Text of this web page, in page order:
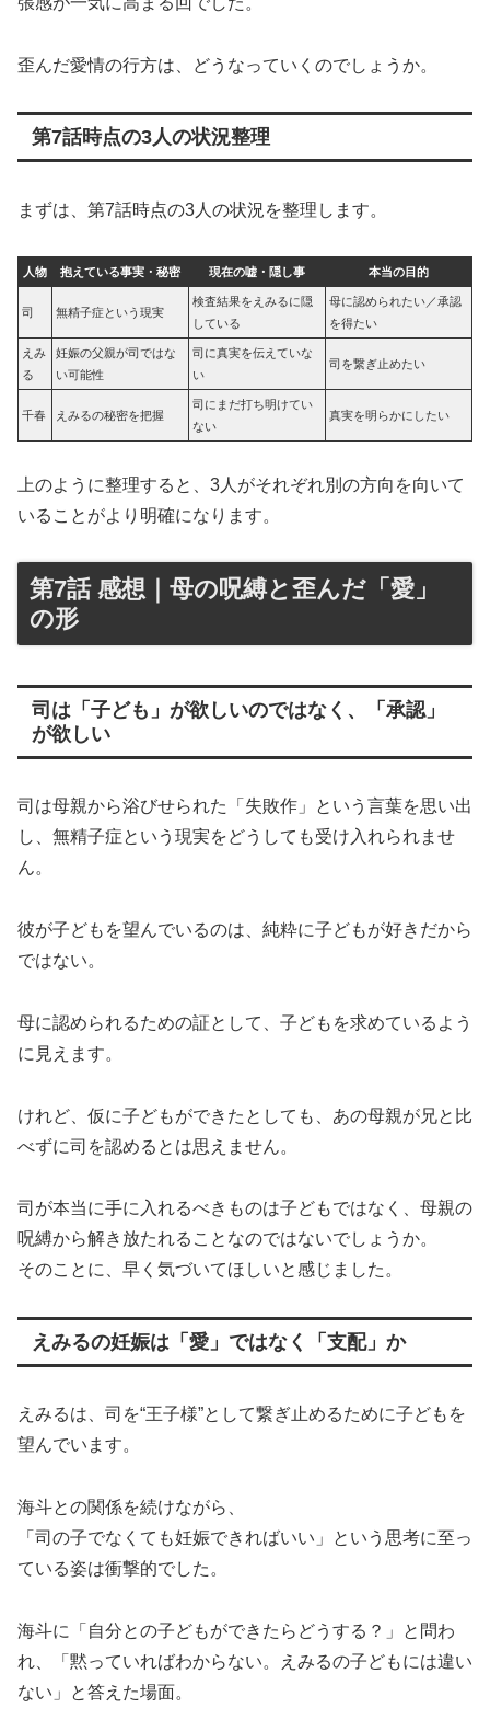
歪んだ愛情の行方は、どうなっていくのでしょうか。
第7話時点の3人の状況整理
まずは、第7話時点の3人の状況を整理します。
人物 抱えている事実・秘密 現在の嘘・隠し事 本当の目的
司 無精子症という現実
検査結果をえみるに隠
している
母に認められたい／承認
を得たい
えみ
る
妊娠の父親が司ではな
い可能性
司に真実を伝えていな
い
司を繋ぎ止めたい
千春 えみるの秘密を把握
司にまだ打ち明けてい
ない
真実を明らかにしたい
上のように整理すると、3人がそれぞれ別の方向を向いて
いることがより明確になります。
第7話 感想｜母の呪縛と歪んだ「愛」
の形
司は「子ども」が欲しいのではなく、「承認」
が欲しい
司は母親から浴びせられた「失敗作」という言葉を思い出
し、無精子症という現実をどうしても受け入れられませ
ん。
彼が子どもを望んでいるのは、純粋に子どもが好きだから
ではない。
母に認められるための証として、子どもを求めているよう
に見えます。
けれど、仮に子どもができたとしても、あの母親が兄と比
べずに司を認めるとは思えません。
司が本当に手に入れるべきものは子どもではなく、母親の
呪縛から解き放たれることなのではないでしょうか。
そのことに、早く気づいてほしいと感じました。
えみるの妊娠は「愛」ではなく「支配」か
えみるは、司を“王子様”として繋ぎ止めるために子どもを
望んでいます。
海斗との関係を続けながら、
「司の子でなくても妊娠できればいい」という思考に至っ
ている姿は衝撃的でした。
海斗に「自分との子どもができたらどうする？」と問わ
れ、「黙っていればわからない。えみるの子どもには違い
ない」と答えた場面。